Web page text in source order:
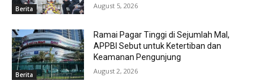
Berita August 5, 2026
Berita
Ramai Pagar Tinggi di Sejumlah Mal,
APPBI Sebut untuk Ketertiban dan
Keamanan Pengunjung
August 2, 2026